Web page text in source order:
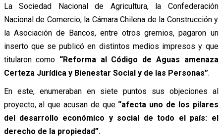
La Sociedad Nacional de Agricultura, la Confederación
Nacional de Comercio, la Cámara Chilena de la Construcción y
la Asociación de Bancos, entre otros gremios, pagaron un
inserto que se publicó en distintos medios impresos y que
titularon como “Reforma al Código de Aguas amenaza
Certeza Jurídica y Bienestar Social y de las Personas”.
En este, enumeraban en siete puntos sus objeciones al
proyecto, al que acusan de que “afecta uno de los pilares
del desarrollo económico y social de todo el país: el
derecho de la propiedad”.